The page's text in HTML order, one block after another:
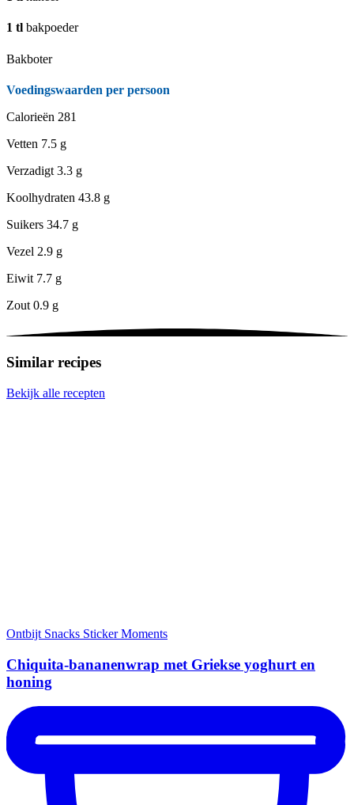
1 tl bakpoeder
Bakboter
Voedingswaarden per persoon
Calorieën 281
Vetten 7.5 g
Verzadigt 3.3 g
Koolhydraten 43.8 g
Suikers 34.7 g
Vezel 2.9 g
Eiwit 7.7 g
Zout 0.9 g
Similar recipes
Bekijk alle recepten
Ontbijt Snacks Sticker Moments
Chiquita-bananenwrap met Griekse yoghurt en
honing